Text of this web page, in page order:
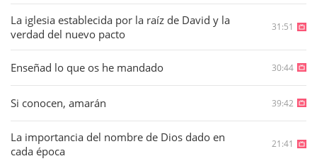
La iglesia establecida por la raíz de David y la
verdad del nuevo pacto
31:51
Enseñad lo que os he mandado 30:44
Si conocen, amarán 39:42
La importancia del nombre de Dios dado en
cada época
21:41